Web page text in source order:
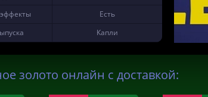
Есть
Капли
золото онлайн с доставкой: